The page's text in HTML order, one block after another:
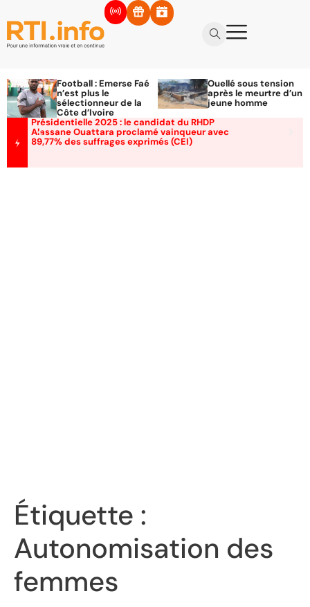
Football : Emerse Faé
n’est plus le
sélectionneur de la
Côte d’Ivoire
Ouellé sous tension
après le meurtre d’un
jeune homme
Présidentielle 2025 : le candidat du RHDP
Alassane Ouattara proclamé vainqueur avec
89,77% des suffrages exprimés (CEI)
Étiquette :
Autonomisation des
femmes